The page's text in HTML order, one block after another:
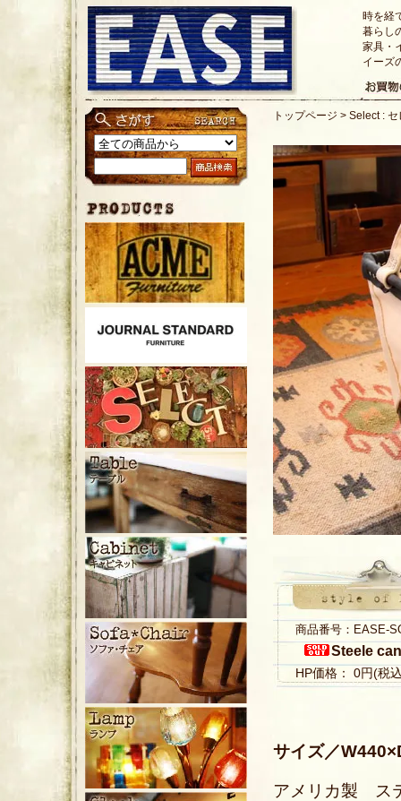
時を経
暮らし
家具・
イーズ
トップページ > Select : セ
商品番号：EASE-
Steele
HP価格： 0円(税
サイズ／
アメリカ製 ス